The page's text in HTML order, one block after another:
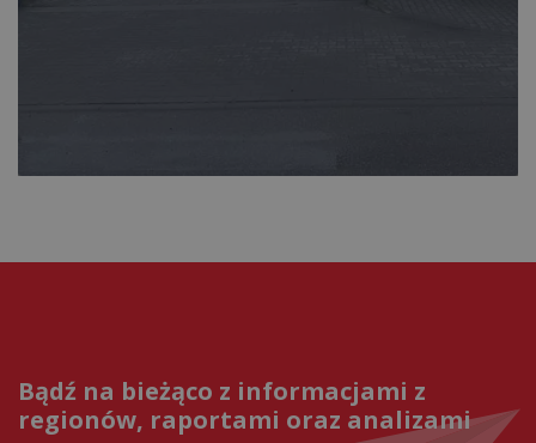
Bądź na bieżąco z informacjami z
regionów, raportami oraz analizami